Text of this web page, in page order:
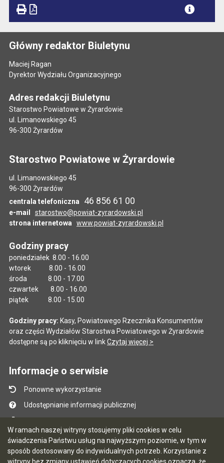
W ramach naszej witryny stosujemy pliki cookies w celu
świadczenia Państwu usług na najwyższym poziomie, w tym w
sposób dostosowany do indywidualnych potrzeb. Korzystanie z
witryny bez zmiany ustawień dotyczących cookies oznacza, że
Główny redaktor Biuletynu
Maciej Ragan
Dyrektor Wydziału Organizacyjnego
Adres redakcji Biuletynu
Starostwo Powiatowe w Żyrardowie
ul. Limanowskiego 45
96-300 Żyrardów
Starostwo Powiatowe w Żyrardowie
ul. Limanowskiego 45
96-300 Żyrardów
centrala telefoniczna
46 856 61 00
e-mail
starostwo@powiat-zyrardowski.pl
strona internetowa
www.powiat-zyrardowski.pl
Godziny pracy
poniedziałek 8.00 - 16.00
wtorek 8.00 - 16.00
środa 8.00 - 17.00
czwartek 8.00 - 16.00
piątek 8.00 - 15.00
Godziny pracy: Kasy, Powiatowego Rzecznika Konsumentów
oraz części Wydziałów Starostwa Powiatowego w Żyrardowie
dostępne są po kliknięciu w linkCzytaj więcej >
Informacje o serwisie
Ponowne wykorzystanie
Udostępnianie informacji publicznej
Instrukcja obsługi
Statystyki oglądalności